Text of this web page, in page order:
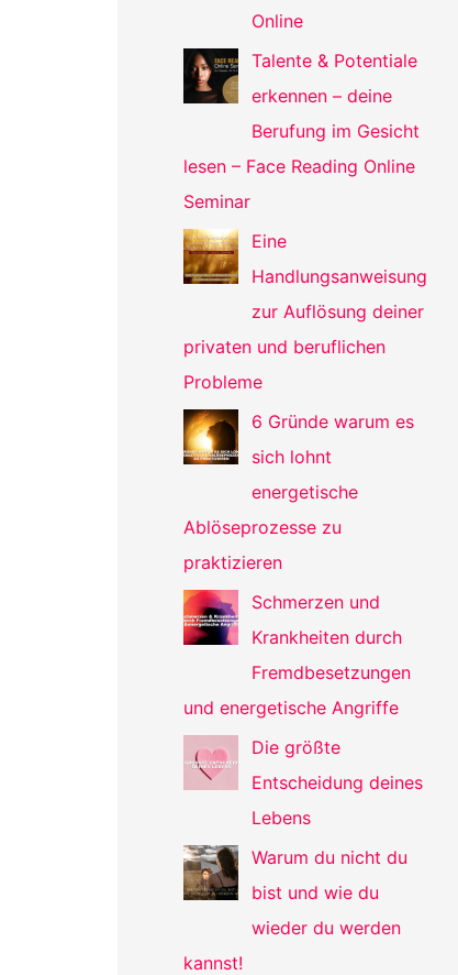
Online
Talente & Potentiale
erkennen – deine
Berufung im Gesicht
lesen – Face Reading Online
Seminar
Eine
Handlungsanweisung
zur Auflösung deiner
privaten und beruflichen
Probleme
6 Gründe warum es
sich lohnt
energetische
Ablöseprozesse zu
praktizieren
Schmerzen und
Krankheiten durch
Fremdbesetzungen
und energetische Angriffe
Die größte
Entscheidung deines
Lebens
Warum du nicht du
bist und wie du
wieder du werden
kannst!